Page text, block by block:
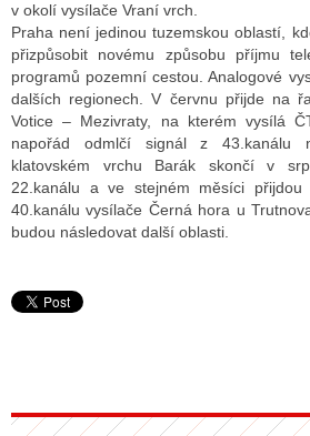
v okolí vysílače Vraní vrch.
Praha není jedinou tuzemskou oblastí,
přizpůsobit novému způsobu příjmu
programů pozemní cestou. Analogové
dalších regionech. V červnu přijde na
Votice – Mezivraty, na kterém vysílá
napořád odmlčí signál z 43.kanálu
klatovském vrchu Barák skončí v
22.kanálu a ve stejném měsíci
40.kanálu vysílače Černá hora u
budou následovat další oblasti.